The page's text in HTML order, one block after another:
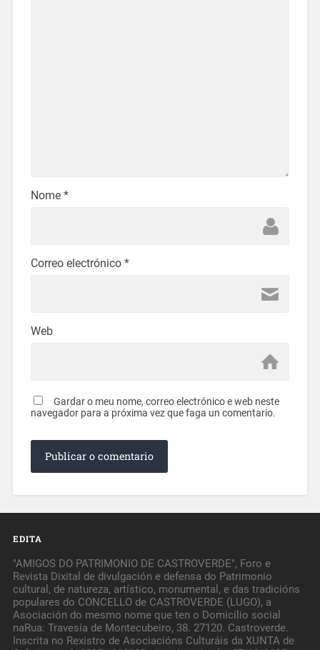
Nome *
Correo electrónico *
Web
Gardar o meu nome, correo electrónico e web neste
navegador para a próxima vez que faga un comentario.
EDITA
"AMIGOS DO PATRIMONIO DE CASTROVERDE", Foro e
Revista Dixital de divulgación e defensa do Patrimonio
cultural, de natureza, artístico, monumental, e das tradicións
populares do CONCELLO de CASTROVERDE (LUGO), a
Asociación do mesmo nome que ten o Domicilio social
naRua: Travesía de Montecubeiro, 38. 27120. Castroverde.
Inscrita no Rexistro de Asociacións Culturáis da XUNTA de